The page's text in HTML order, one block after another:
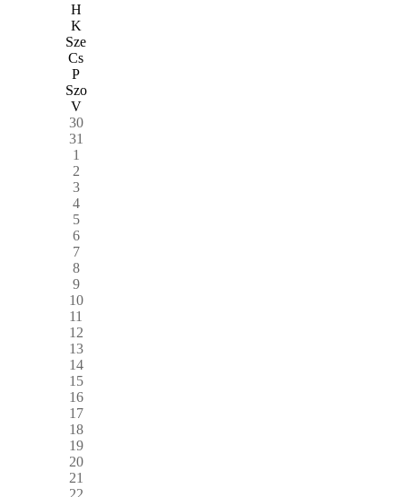
H
K
Sze
Cs
P
Szo
V
30
31
1
2
3
4
5
6
7
8
9
10
11
12
13
14
15
16
17
18
19
20
21
22